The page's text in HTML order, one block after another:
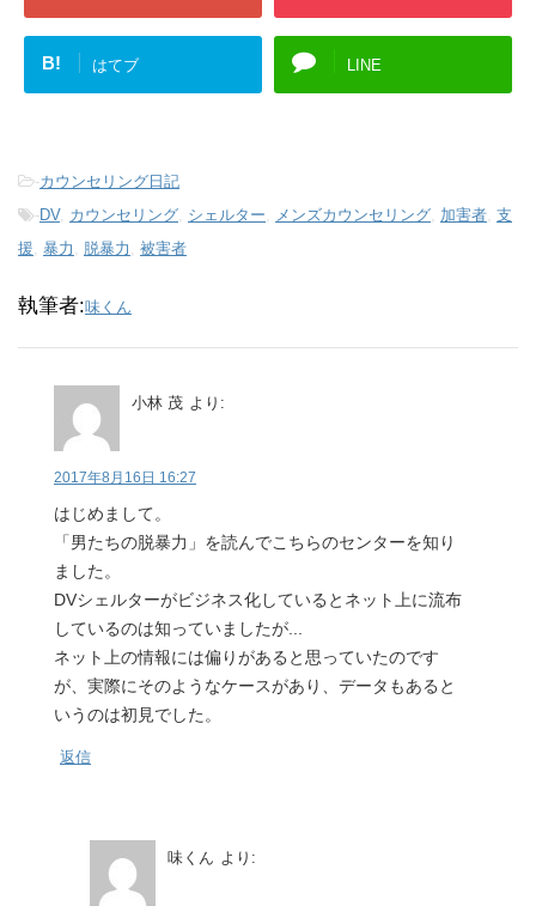
B! はてブ LINE
-カウンセリング日記
-DV, カウンセリング, シェルター, メンズカウンセリング, 加害者, 支
援, 暴力 , 脱暴力 , 被害者
執筆者:味くん
小林 茂 より:
2017年8月16日 16:27
はじめまして。
「男たちの脱暴力」を読んでこちらのセンターを知り
ました。
DVシェルターがビジネス化しているとネット上に流布
しているのは知っていましたが...
ネット上の情報には偏りがあると思っていたのです
が、実際にそのようなケースがあり、データもあると
いうのは初見でした。
返信
味くん より: